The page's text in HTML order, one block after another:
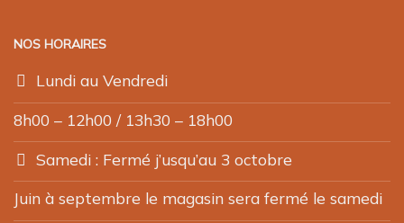
NOS HORAIRES
Lundi au Vendredi
8h00 – 12h00 / 13h30 – 18h00
Samedi : Fermé j’usqu’au 3 octobre
Juin à septembre le magasin sera fermé le samedi